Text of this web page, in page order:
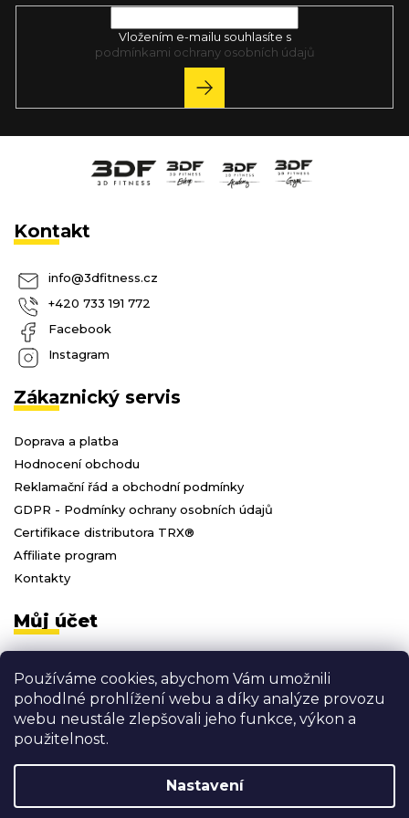
Používáme cookies, abychom Vám umožnili
pohodlné prohlížení webu a díky analýze provozu
webu neustále zlepšovali jeho funkce, výkon a
použitelnost.
Nastavení
Vložením e-mailu souhlasíte s
podmínkami ochrany osobních údajů
PŘIHLÁSIT
SE
Kontakt
info@3dfitness.cz
+420 733 191 772
Facebook
Instagram
Zákaznický servis
Doprava a platba
Hodnocení obchodu
Reklamační řád a obchodní podmínky
GDPR - Podmínky ochrany osobních údajů
Certifikace distributora TRX®
Affiliate program
Kontakty
Můj účet
Registrace
Moje objednávky
Odhlásit se
Vytvořil Shoptet